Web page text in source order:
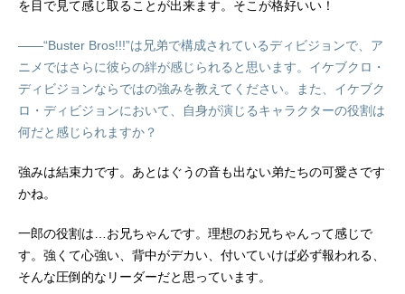
を目で見て感じ取ることが出来ます。そこが格好いい！
――“Buster Bros!!!”は兄弟で構成されているディビジョンで、ア
ニメではさらに彼らの絆が感じられると思います。イケブクロ・
ディビジョンならではの強みを教えてください。また、イケブク
ロ・ディビジョンにおいて、自身が演じるキャラクターの役割は
何だと感じられますか？
強みは結束力です。あとはぐうの音も出ない弟たちの可愛さです
かね。
一郎の役割は…お兄ちゃんです。理想のお兄ちゃんって感じで
す。強くて心強い、背中がデカい、付いていけば必ず報われる、
そんな圧倒的なリーダーだと思っています。